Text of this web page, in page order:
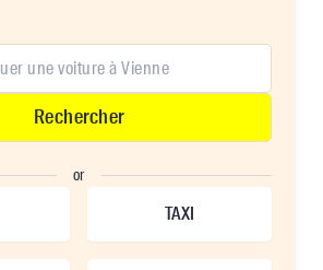
Rechercher
or
TAXI